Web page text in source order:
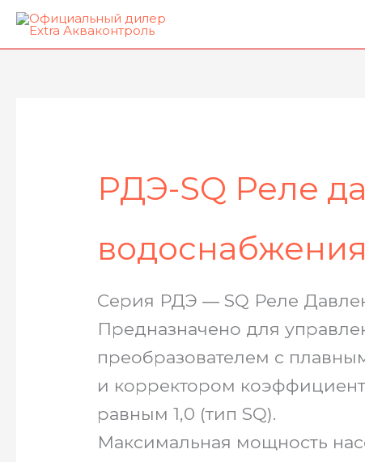
Перейти
содержимому
РДЭ-SQ Реле
водоснабжения
Серия РДЭ ― SQ Реле
Предназначено для
преобразователем с
и корректором
равным 1,0 (тип SQ).
Максимальная мощность